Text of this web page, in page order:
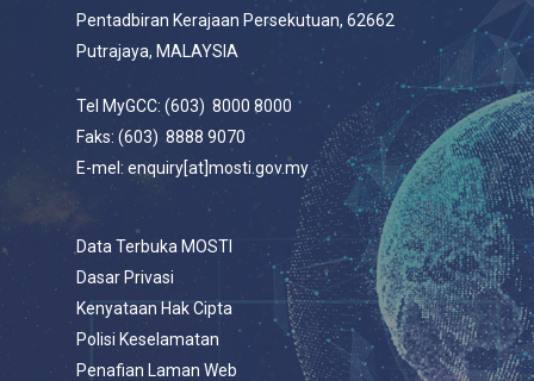
Pentadbiran Kerajaan Persekutuan, 62662
Putrajaya, MALAYSIA
Tel MyGCC: (603) 8000 8000
Faks: (603) 8888 9070
E-mel: enquiry[at]mosti.gov.my
Data Terbuka MOSTI
Dasar Privasi
Kenyataan Hak Cipta
Polisi Keselamatan
Penafian Laman Web